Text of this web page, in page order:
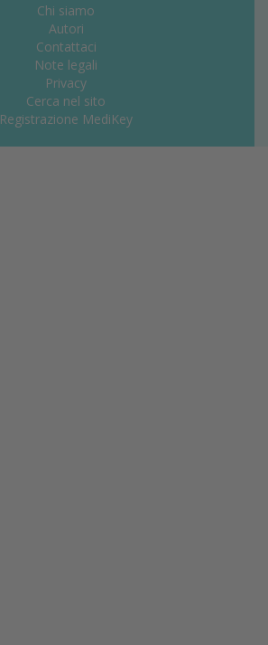
Chi siamo
Autori
Contattaci
Note legali
Privacy
Cerca nel sito
Registrazione MediKey